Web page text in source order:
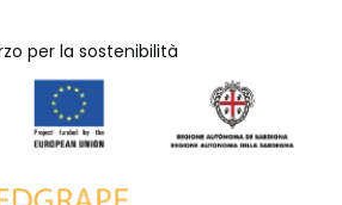
per la sostenibilità